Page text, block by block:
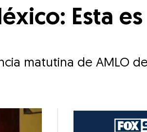
Esta
matutina de AMLO